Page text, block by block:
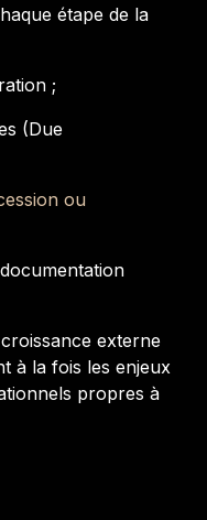
étape de la
;
(Due
ou
externe
à la fois les enjeux
propres à